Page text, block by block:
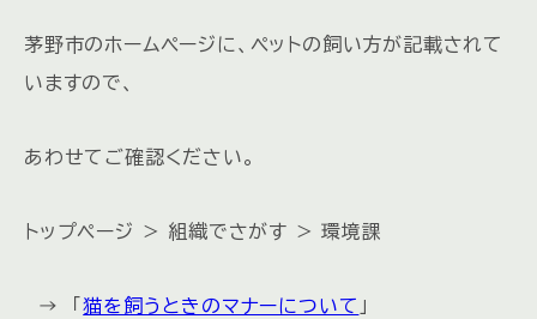
茅野市のホームページに、ペットの飼い方が記載されて
いますので、
あわせてご確認ください。
トップページ ＞ 組織でさがす ＞ 環境課
→ 「猫を飼うときのマナーについて 」